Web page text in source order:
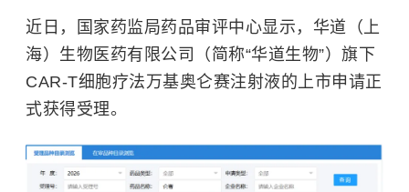
近日，国家药监局药品审评中心显示，华道（上
海）生物医药有限公司（简称“华道生物”）旗下
CAR-T细胞疗法万基奥仑赛注射液的上市申请正
式获得受理。